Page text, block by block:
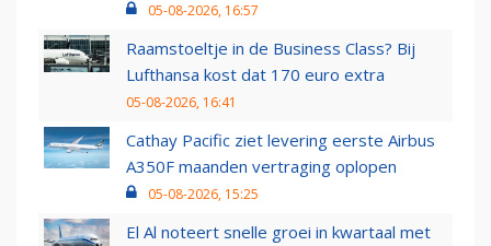
05-08-2026, 16:57
Raamstoeltje in de Business Class? Bij
Lufthansa kost dat 170 euro extra
05-08-2026, 16:41
Cathay Pacific ziet levering eerste Airbus
A350F maanden vertraging oplopen
05-08-2026, 15:25
El Al noteert snelle groei in kwartaal met